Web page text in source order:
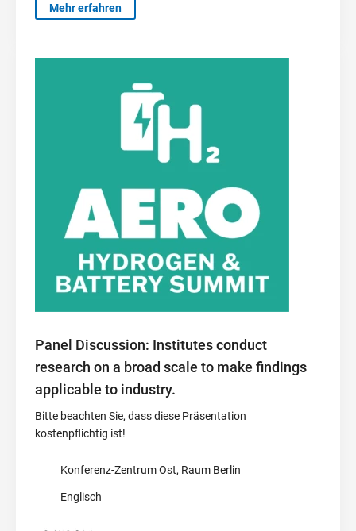
Mehr erfahren
Panel Discussion: Institutes conduct
research on a broad scale to make findings
applicable to industry.
Bitte beachten Sie, dass diese Präsentation
kostenpflichtig ist!
Konferenz-Zentrum Ost, Raum Berlin
Englisch